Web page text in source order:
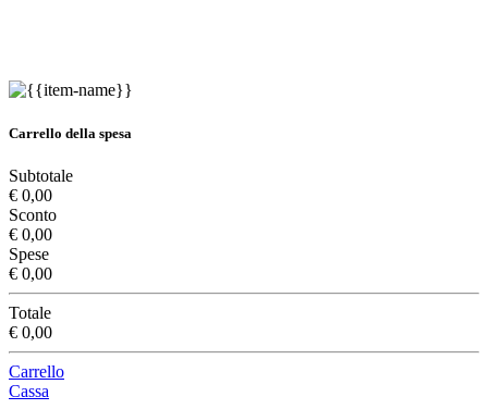
Carrello della spesa
Subtotale
€ 0,00
Sconto
€ 0,00
Spese
€ 0,00
Totale
€ 0,00
Carrello
Cassa